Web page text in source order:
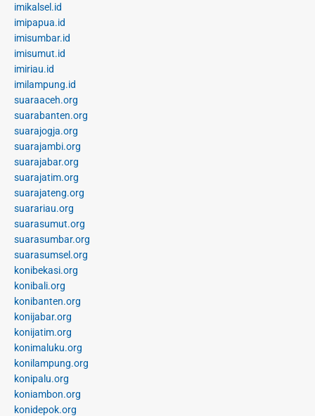
imikalsel.id
imipapua.id
imisumbar.id
imisumut.id
imiriau.id
imilampung.id
suaraaceh.org
suarabanten.org
suarajogja.org
suarajambi.org
suarajabar.org
suarajatim.org
suarajateng.org
suarariau.org
suarasumut.org
suarasumbar.org
suarasumsel.org
konibekasi.org
konibali.org
konibanten.org
konijabar.org
konijatim.org
konimaluku.org
konilampung.org
konipalu.org
koniambon.org
konidepok.org